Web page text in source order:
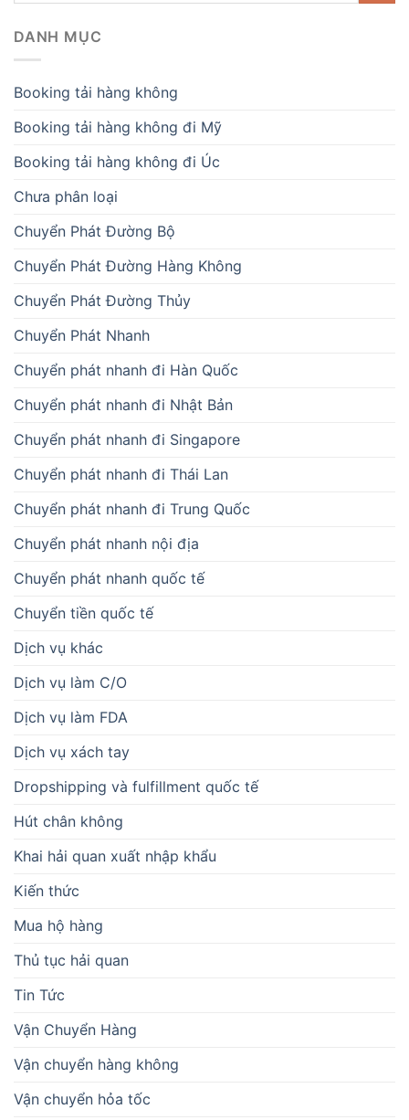
DANH MỤC
Booking tải hàng không
Booking tải hàng không đi Mỹ
Booking tải hàng không đi Úc
Chưa phân loại
Chuyển Phát Đường Bộ
Chuyển Phát Đường Hàng Không
Chuyển Phát Đường Thủy
Chuyển Phát Nhanh
Chuyển phát nhanh đi Hàn Quốc
Chuyển phát nhanh đi Nhật Bản
Chuyển phát nhanh đi Singapore
Chuyển phát nhanh đi Thái Lan
Chuyển phát nhanh đi Trung Quốc
Chuyển phát nhanh nội địa
Chuyển phát nhanh quốc tế
Chuyển tiền quốc tế
Dịch vụ khác
Dịch vụ làm C/O
Dịch vụ làm FDA
Dịch vụ xách tay
Dropshipping và fulfillment quốc tế
Hút chân không
Khai hải quan xuất nhập khẩu
Kiến thức
Mua hộ hàng
Thủ tục hải quan
Tin Tức
Vận Chuyển Hàng
Vận chuyển hàng không
Vận chuyển hỏa tốc